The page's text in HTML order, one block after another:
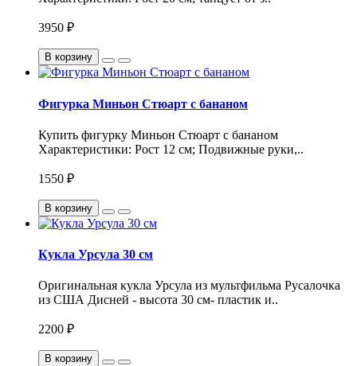
3950 ₽
В корзину
Фигурка Миньон Стюарт с бананом
Купить фигурку Миньон Стюарт с бананом
Характеристики: Рост 12 см; Подвижные руки,..
1550 ₽
В корзину
Кукла Урсула 30 см
Оригинальная кукла Урсула из мультфильма Русалочка
из США Дисней - высота 30 см- пластик и..
2200 ₽
В корзину